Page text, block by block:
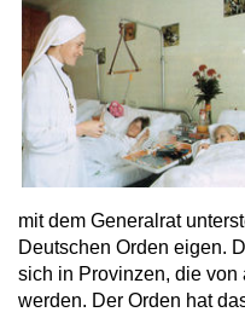
mit dem Generalrat
Deutschen Orden eigen.
sich in Provinzen, die
werden. Der Orden hat